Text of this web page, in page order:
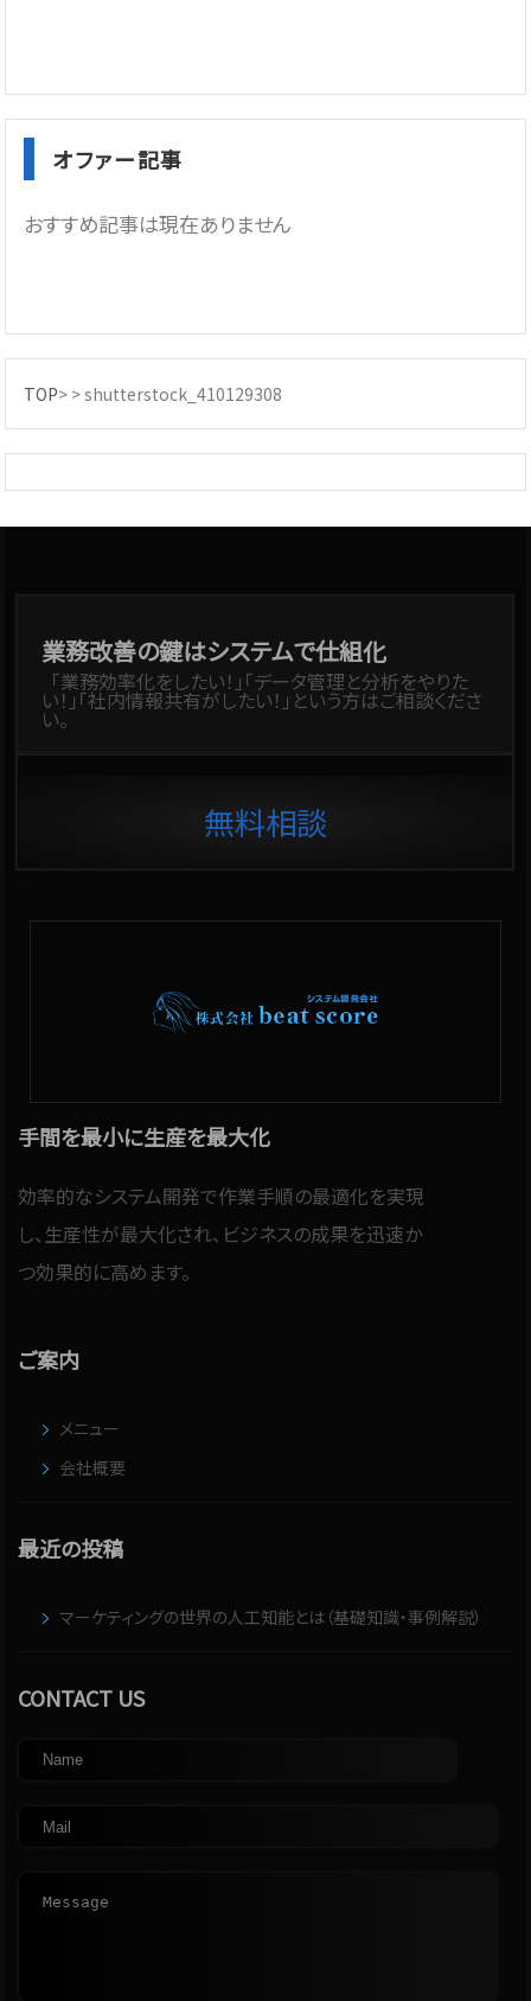
オファー記事
おすすめ記事は現在ありません
TOP> >shutterstock_410129308
業務改善の鍵はシステムで仕組化
「業務効率化をしたい！」「データ管理と分析をやりた
い！」「社内情報共有がしたい！」という方はご相談くださ
い。
無料相談
手間を最小に生産を最大化
効率的なシステム開発で作業手順の最適化を実現
し、生産性が最大化され、ビジネスの成果を迅速か
つ効果的に高めます。
ご案内
メニュー
会社概要
最近の投稿
マーケティングの世界の人工知能とは（基礎知識・事例解説）
CONTACT US